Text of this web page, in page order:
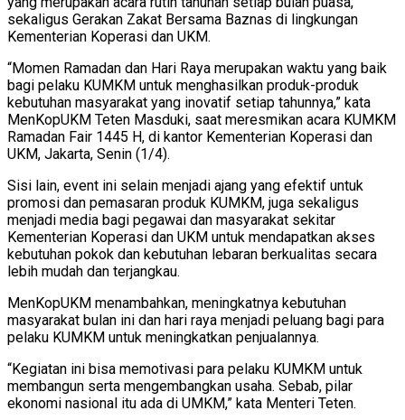
sekaligus Gerakan Zakat Bersama Baznas di lingkungan
Kementerian Koperasi dan UKM.
“Momen Ramadan dan Hari Raya merupakan waktu yang baik
bagi pelaku KUMKM untuk menghasilkan produk-produk
kebutuhan masyarakat yang inovatif setiap tahunnya,” kata
MenKopUKM Teten Masduki, saat meresmikan acara KUMKM
Ramadan Fair 1445 H, di kantor Kementerian Koperasi dan
UKM, Jakarta, Senin (1/4).
Sisi lain, event ini selain menjadi ajang yang efektif untuk
promosi dan pemasaran produk KUMKM, juga sekaligus
menjadi media bagi pegawai dan masyarakat sekitar
Kementerian Koperasi dan UKM untuk mendapatkan akses
kebutuhan pokok dan kebutuhan lebaran berkualitas secara
lebih mudah dan terjangkau.
MenKopUKM menambahkan, meningkatnya kebutuhan
masyarakat bulan ini dan hari raya menjadi peluang bagi para
pelaku KUMKM untuk meningkatkan penjualannya.
“Kegiatan ini bisa memotivasi para pelaku KUMKM untuk
membangun serta mengembangkan usaha. Sebab, pilar
ekonomi nasional itu ada di UMKM,” kata Menteri Teten.